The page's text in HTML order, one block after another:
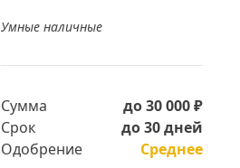
Умные наличные
Сумма
до 30 000 ₽
Срок
до 30 дней
Одобрение
Среднее